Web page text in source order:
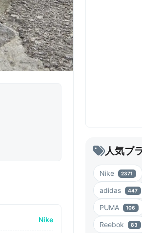
Nike
人気ブ
Nike 2371
adidas 447
PUMA 106
Reebok 83